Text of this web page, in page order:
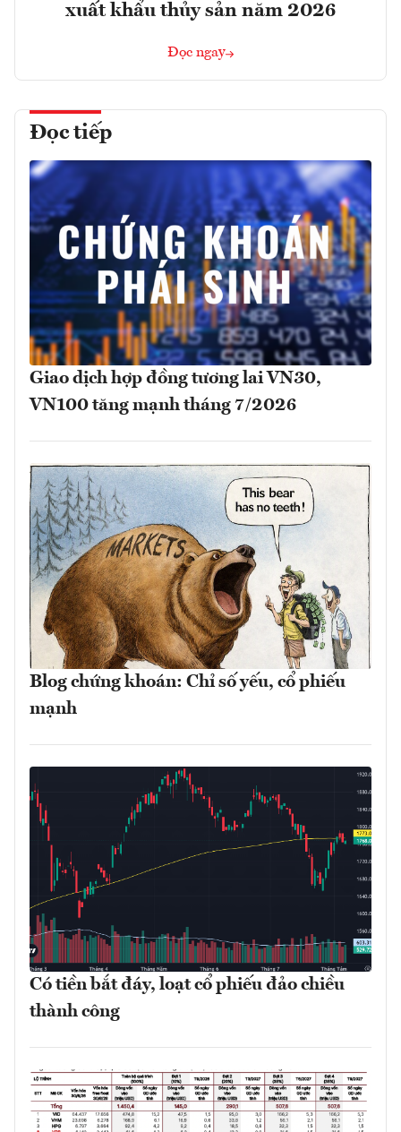
xuất khẩu thủy sản năm 2026
Đọc ngay
Đọc tiếp
Giao dịch hợp đồng tương lai VN30,
VN100 tăng mạnh tháng 7/2026
Blog chứng khoán: Chỉ số yếu, cổ phiếu
mạnh
Có tiền bắt đáy, loạt cổ phiếu đảo chiều
thành công